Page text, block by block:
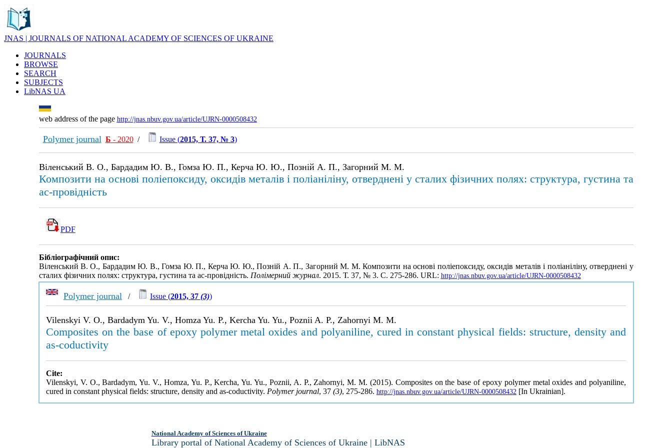
JNAS | JOURNALS OF NATIONAL ACADEMY OF SCIENCES OF UKRAINE
JOURNALS
BROWSE
SEARCH
SUBJECTS
LibNAS UA
web address of the page http://jnas.nbuv.gov.ua/article/UJRN-0000508432
Polymer journal Б - 2020/ Issue (2015, Т. 37, № 3)
Віленський В. О., Бардадим Ю. В., Гомза Ю. П., Керча Ю. Ю., Позній А. П., Загорний М. М.
Композити на основі поліепоксиду, оксидів металів і поліаніліну, отверднені у сталих фізичних полях: структура, густина та
ac-провідність
PDF
Бібліографічний опис:
Віленський В. О., Бардадим Ю. В., Гомза Ю. П., Керча Ю. Ю., Позній А. П., Загорний М. М. Композити на основі поліепоксиду, оксидів металів і поліаніліну, отверднені у
сталих фізичних полях: структура, густина та ac-провідність. Полімерний журнал. 2015. Т. 37, № 3. С. 275-286. URL: http://jnas.nbuv.gov.ua/article/UJRN-0000508432
Polymer journal / Issue (2015, 37 (3))
Vilenskyi V. O., Bardadym Yu. V., Homza Yu. P., Kercha Yu. Yu., Poznii A. P., Zahornyi M. M.
Composites on the base of epoxy polymer metal oxides and polyaniline, cured in constant physical fields: structure, density and
as-coductivity
Cite:
Vilenskyi, V. O., Bardadym, Yu. V., Homza, Yu. P., Kercha, Yu. Yu., Poznii, A. P., Zahornyi, M. M. (2015). Composites on the base of epoxy polymer metal oxides and polyaniline,
cured in constant physical fields: structure, density and as-coductivity. Polymer journal, 37 (3), 275-286. http://jnas.nbuv.gov.ua/article/UJRN-0000508432 [In Ukrainian].
National Academy of Sciences of Ukraine
Library portal of National Academy of Sciences of Ukraine | LibNAS